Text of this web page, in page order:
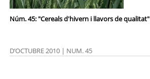
Núm. 45: "Cereals d'hivern i llavors de qualitat"
D’OCTUBRE 2010 | NUM. 45